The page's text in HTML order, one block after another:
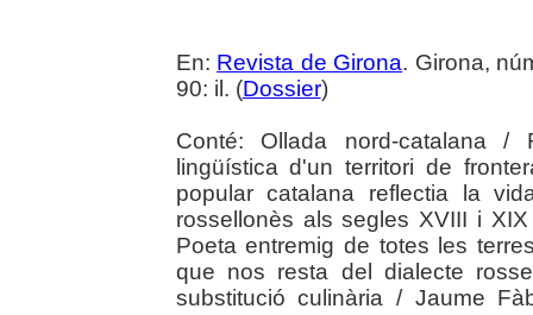
En: Revista de Girona. Girona,
90: il. (Dossier)
Conté: Ollada nord-catalana
lingüística d'un territori de
popular catalana reflectia la
rossellonès als segles XVIII i
Poeta entremig de totes les
que nos resta del dialecte
substitució culinària / Jaume